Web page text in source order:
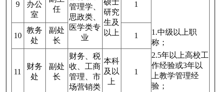
9
办公
室
任
管理学、
思政类、
医学类专
业
硕士
研究
生及
以上
1
1.中级以上职
称；
2.5年以上高校工
作经验或3年以
上教学管理经
验；
10
教务
处
副处
长
1
11
财务
处
副处
长
财务、税
收、工商
管理、市
场营销类
本科
及以
上
1